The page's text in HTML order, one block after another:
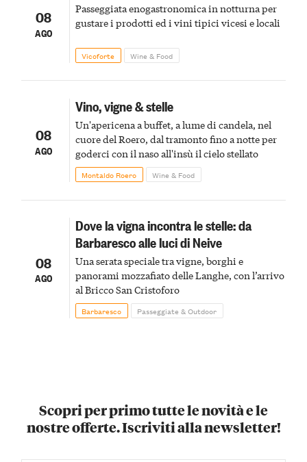
08
AGO
Passeggiata enogastronomica in notturna per
gustare i prodotti ed i vini tipici vicesi e locali
Vicoforte Wine & Food
08
AGO
Vino, vigne & stelle
Un'apericena a buffet, a lume di candela, nel
cuore del Roero, dal tramonto fino a notte per
goderci con il naso all'insù il cielo stellato
Montaldo Roero Wine & Food
08
AGO
Dove la vigna incontra le stelle: da
Barbaresco alle luci di Neive
Una serata speciale tra vigne, borghi e
panorami mozzafiato delle Langhe, con l’arrivo
al Bricco San Cristoforo
Barbaresco Passeggiate & Outdoor
Scopri per primo tutte le novità e le
nostre offerte. Iscriviti alla newsletter!